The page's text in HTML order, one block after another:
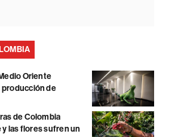
Oriente
producción de
de Colombia
las flores sufren un